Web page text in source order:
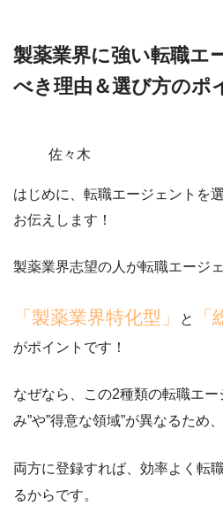
製薬業界に強い転職エ
べき理由＆選び方のポ
佐々木
はじめに、 転職エージェントを
お伝えします！
製薬業界志望の人が転職エージ
「製薬業界特化型」 と 「
がポイントです！
なぜなら、この2種類の転職エ
み”や”得意な領域”が異なるため、
両方に登録すれば、効率よく転
るからです。